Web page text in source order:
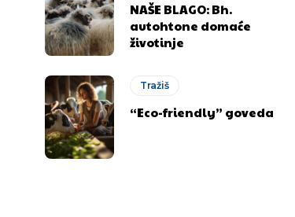
NAŠE BLAGO: Bh.
autohtone domaće
životinje
Tražiš
“Eco-friendly” goveda